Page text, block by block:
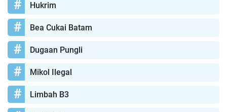
Hukrim
Bea Cukai Batam
Dugaan Pungli
Mikol Ilegal
Limbah B3